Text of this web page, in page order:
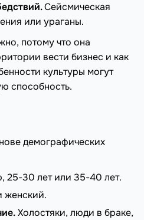
Сейсмическая
или ураганы.
потому что она
вести бизнес и как
культуры могут
способность.
демографических
25-30 лет или 35-40 лет.
женский.
Холостяки, люди в браке,